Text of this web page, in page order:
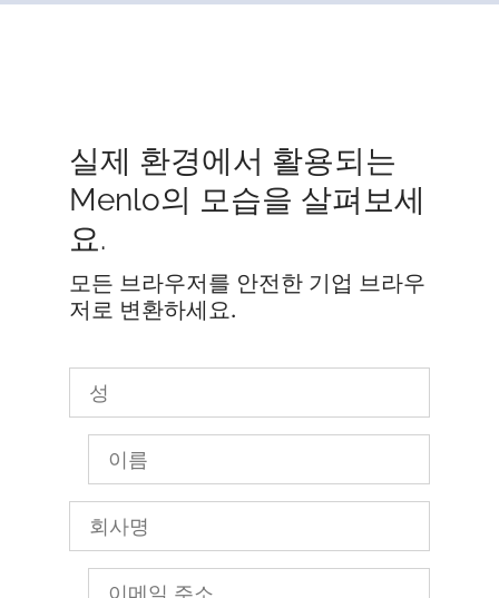
실제 환경에서 활용되는
Menlo의 모습을 살펴보세
요.
모든 브라우저를 안전한 기업 브라우
저로 변환하세요.